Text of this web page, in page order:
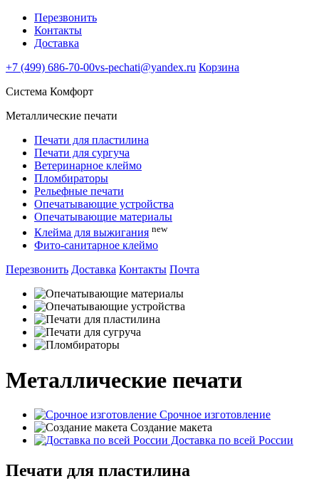
Перезвонить
Контакты
Доставка
+7 (499) 686-70-00vs-pechati@yandex.ru Корзина
Система Комфорт
Металлические печати
Печати для пластилина
Печати для сургуча
Ветеринарное клеймо
Пломбираторы
Рельефные печати
Опечатывающие устройства
Опечатывающие материалы
Клейма для выжигания new
Фито-санитарное клеймо
Перезвонить Доставка Контакты Почта
Металлические печати
Срочное изготовление
Создание макета
Доставка по всей России
Печати для пластилина